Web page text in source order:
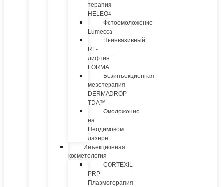
терапия
HELEO4
Фотоомоложение
Lumecca
Неинвазивный
RF-
лифтинг
FORMA
Безинъекционная
мезотерапия
DERMADROP
TDA™
Омоложение
на
Неодимовом
лазере
Инъекционная
косметология
CORTEXIL
PRP
Плазмотерапия